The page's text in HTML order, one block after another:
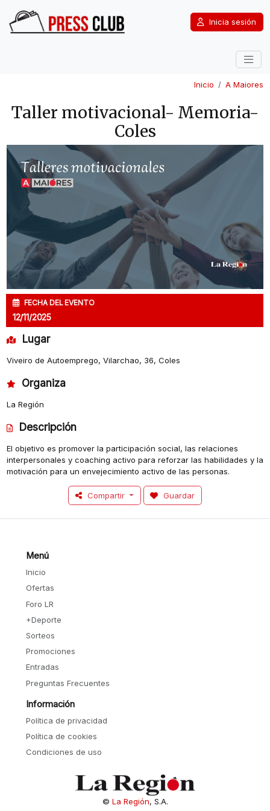
Inicia sesión
Inicio A Maiores
Taller motivacional- Memoria-
Coles
FECHA DEL EVENTO
12/11/2025
Lugar
Viveiro de Autoemprego, Vilarchao, 36, Coles
Organiza
La Región
Descripción
El objetivo es promover la participación social, las relaciones
interpersonales y coaching activo para reforzar las habilidades y la
motivación para un envejecimiento activo de las personas.
Compartir Guardar
Menú
Inicio
Ofertas
Foro LR
+Deporte
Sorteos
Promociones
Entradas
Preguntas Frecuentes
Información
Política de privacidad
Política de cookies
Condiciones de uso
© La Región, S.A.